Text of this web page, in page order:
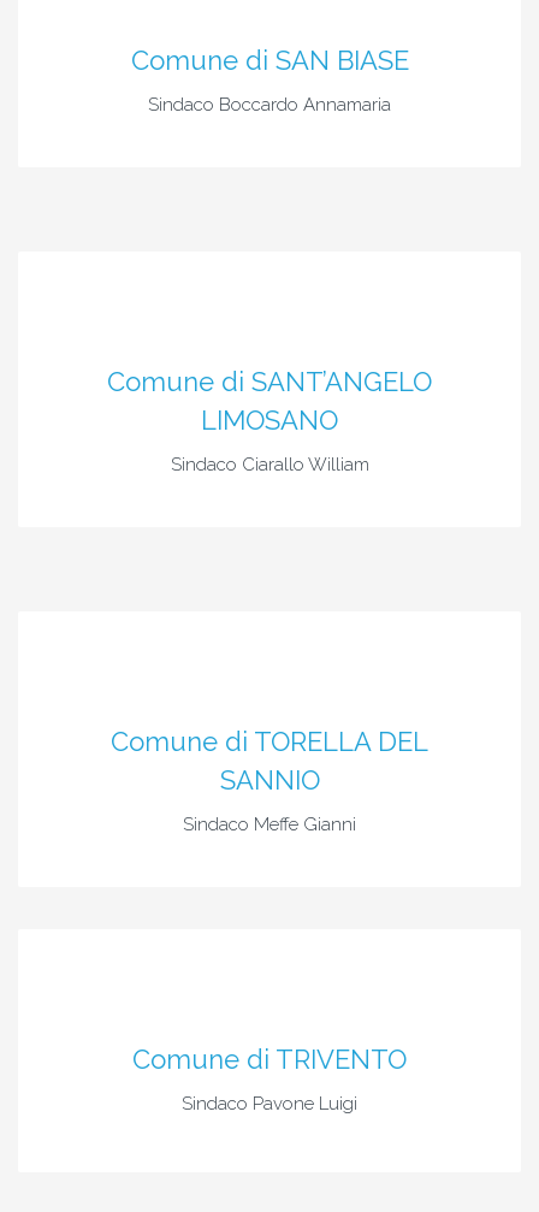
Comune di SAN BIASE
Sindaco Boccardo Annamaria
Comune di SANT’ANGELO
LIMOSANO
Sindaco Ciarallo William
Comune di TORELLA DEL
SANNIO
Sindaco Meffe Gianni
Comune di TRIVENTO
Sindaco Pavone Luigi